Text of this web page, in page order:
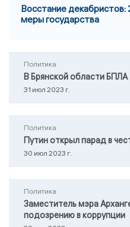
Восстание декабристов:
меры государства
Политика
В Брянской области
31 июл 2023 г.
Политика
Путин открыл парад в
30 июл 2023 г.
Политика
Заместитель мэра
подозрению в коррупции